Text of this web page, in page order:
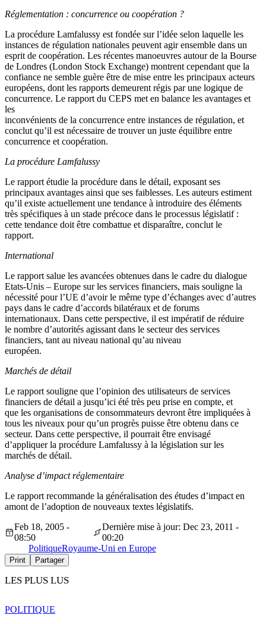
Réglementation : concurrence ou coopération ?
La procédure Lamfalussy est fondée sur l’idée selon laquelle les
instances de régulation nationales peuvent agir ensemble dans un
esprit de coopération. Les récentes manoeuvres autour de la Bourse
de Londres (London Stock Exchange) montrent cependant que la
confiance ne semble guère être de mise entre les principaux acteurs
européens, dont les rapports demeurent régis par une logique de
concurrence. Le rapport du CEPS met en balance les avantages et
les
inconvénients de la concurrence entre instances de régulation, et
conclut qu’il est nécessaire de trouver un juste équilibre entre
concurrence et coopération.
La procédure Lamfalussy
Le rapport étudie la procédure dans le détail, exposant ses
principaux avantages ainsi que ses faiblesses. Les auteurs estiment
qu’il existe actuellement une tendance à introduire des éléments
très spécifiques à un stade précoce dans le processus législatif :
cette tendance doit être combattue et disparaître, conclut le
rapport.
International
Le rapport salue les avancées obtenues dans le cadre du dialogue
Etats-Unis – Europe sur les services financiers, mais souligne la
nécessité pour l’UE d’avoir le même type d’échanges avec d’autres
pays dans le cadre d’accords bilatéraux et de forums
internationaux. Dans cette perspective, il est impératif de réduire
le nombre d’autorités agissant dans le secteur des services
financiers, tant au niveau national qu’au niveau
européen.
Marchés de détail
Le rapport souligne que l’opinion des utilisateurs de services
financiers de détail a jusqu’ici été très peu prise en compte, et
que les organisations de consommateurs devront être impliquées à
tous les niveaux pour qu’un progrès puisse être obtenu dans ce
secteur. Dans cette perspective, il pourrait être envisagé
d’appliquer la procédure Lamfalussy à la législation sur les
marchés de détail.
Analyse d’impact réglementaire
Le rapport recommande la généralisation des études d’impact en
amont de l’adoption de nouveaux textes législatifs.
Feb 18, 2005 -
08:50
Dernière mise à jour: Dec 23, 2011 -
00:20
PolitiqueRoyaume-Uni en Europe
Print Partager
LES PLUS LUS
POLITIQUE